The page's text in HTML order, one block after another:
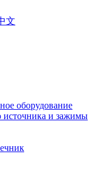
文
оборудование
источника и зажимы